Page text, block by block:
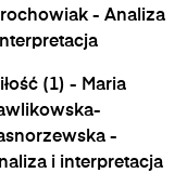
- Analiza
(1) - Maria
-
i interpretacja